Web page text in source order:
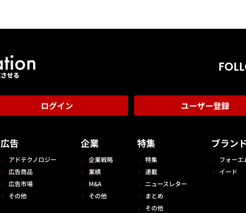
ログイン ユーザー登録
広告
アドテクノロジー
広告商品
広告市場
その他
企業
企業戦略
業績
M&A
その他
特集
特集
連載
ニュースレター
まとめ
その他
ブラン
フォーエ
イード